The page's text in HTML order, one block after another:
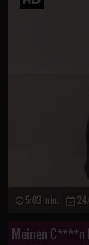
5:03 min.
Meinen